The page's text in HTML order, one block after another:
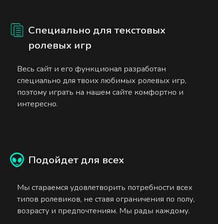
Специально для текстовых
ролевых игр
Весь сайт и его функционал разработан
специально для твоих любимых ролевых игр,
поэтому играть на нашем сайте комфортно и
интересно.
Подойдет для всех
Мы стараемся удовлетворить потребности всех
типов ролевиков, не ставя ограничения по полу,
возрасту и предпочтениям. Мы рады каждому.